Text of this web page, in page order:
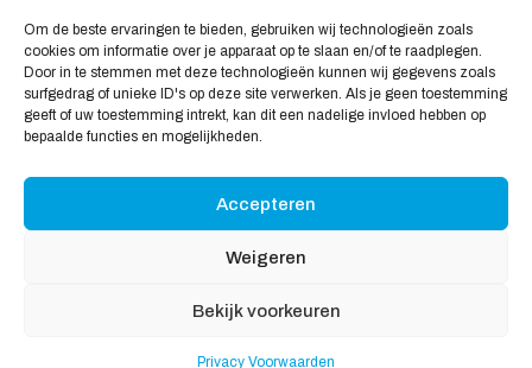
Om de beste ervaringen te bieden, gebruiken wij technologieën zoals
cookies om informatie over je apparaat op te slaan en/of te raadplegen.
Door in te stemmen met deze technologieën kunnen wij gegevens zoals
surfgedrag of unieke ID's op deze site verwerken. Als je geen toestemming
geeft of uw toestemming intrekt, kan dit een nadelige invloed hebben op
bepaalde functies en mogelijkheden.
Accepteren
Weigeren
Bekijk voorkeuren
Privacy Voorwaarden
Veilig Shoppen
My account
Winkelwagen